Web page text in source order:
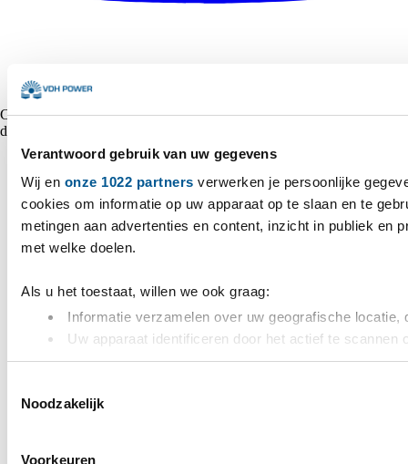
Verantwoord gebruik van uw gegevens
Wij en onze 1022 partners verwerken je persoonlijke
cookies om informatie op uw apparaat op te slaan en te
metingen aan advertenties en content, inzicht in publiek en
met welke doelen.
Als u het toestaat, willen we ook graag:
Informatie verzamelen over uw geografische
Uw apparaat identificeren door het actief te scannen
Lees meer over hoe uw persoonlijke gegevens worden
websiteverkeer te analyseren. Ook delen we informatie
Noodzakelijk
Voorkeuren
Copyright © 2026 VDH Power Alle rechten voorbehouden - Gemaakt
door